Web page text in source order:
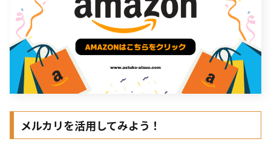
メルカリを活用してみよう！